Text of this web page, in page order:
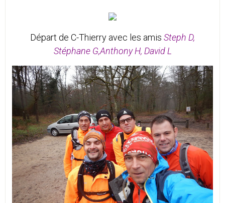
Départ de C-Thierry avec les amis Steph D,
Stéphane G,Anthony H, David L